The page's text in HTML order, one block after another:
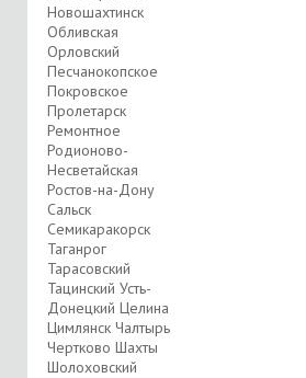
Новошахтинск
Обливская
Орловский
Песчанокопское
Покровское
Пролетарск
Ремонтное
Родионово-
Несветайская
Ростов-на-Дону
Сальск
Семикаракорск
Таганрог
Тарасовский
Тацинский Усть-
Донецкий Целина
Цимлянск Чалтырь
Чертково Шахты
Шолоховский